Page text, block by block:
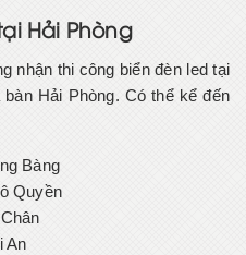
Hải Phòng
nhận thi công biển đèn led tại
Hải Phòng. Có thể kể đến
Bàng
Quyền
An